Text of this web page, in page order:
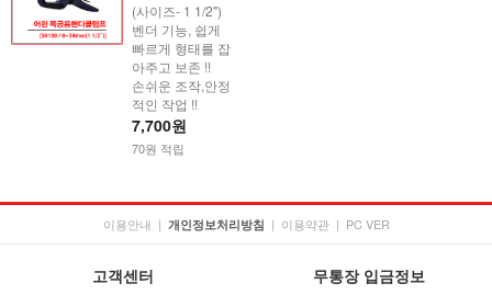
(사이즈- 1 1/2")
벤더 기능, 쉽게
빠르게 형태를 잡
아주고 보존 !!
손쉬운 조작,안정
적인 작업 !!
7,700원
70원 적립
이용안내 | 개인정보처리방침 | 이용약관 | PC VER
고객센터 무통장 입금정보